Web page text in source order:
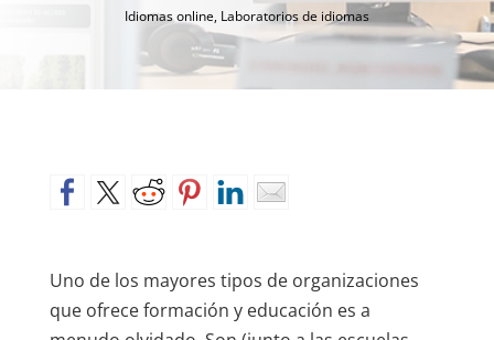
Idiomas online, Laboratorios de idiomas
Uno de los mayores tipos de organizaciones
que ofrece formación y educación es a